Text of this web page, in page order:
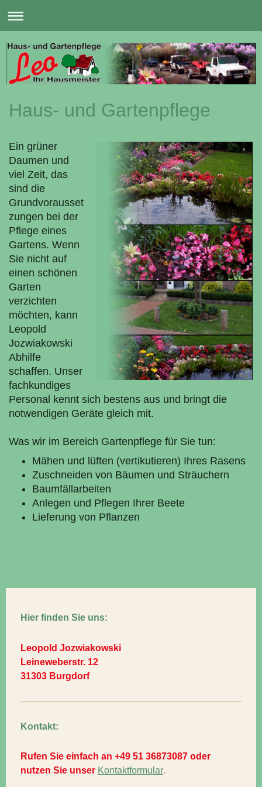
Haus- und Gartenpflege
Ein grüner
Daumen und
viel Zeit, das
sind die
Grundvorausset
zungen bei der
Pflege eines
Gartens. Wenn
Sie nicht auf
einen schönen
Garten
verzichten
möchten, kann
Leopold
Jozwiakowski
Abhilfe
schaffen. Unser
fachkundiges
Personal kennt sich bestens aus und bringt die
notwendigen Geräte gleich mit.
Was wir im Bereich Gartenpflege für Sie tun:
Mähen und lüften (vertikutieren) Ihres Rasens
Zuschneiden von Bäumen und Sträuchern
Baumfällarbeiten
Anlegen und Pflegen Ihrer Beete
Lieferung von Pflanzen
Hier finden Sie uns:
Leopold Jozwiakowski
Leineweberstr. 12
31303 Burgdorf
Kontakt:
Rufen Sie einfach an +49 51 36873087 oder
nutzen Sie unser Kontaktformular.